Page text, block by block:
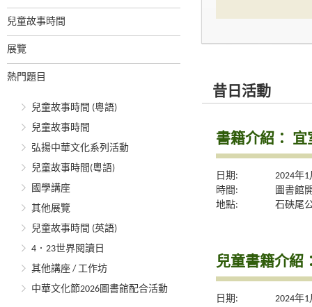
兒童故事時間
展覽
熱門題目
兒童故事時間 (粵語)
兒童故事時間
弘揚中華文化系列活動
兒童故事時間(粵語)
國學講座
其他展覽
兒童故事時間 (英語)
4．23世界閱讀日
其他講座 / 工作坊
中華文化節2026圖書館配合活動
昔日活動
書籍介紹： 宜
日期:
2024年
時間:
圖書館
地點:
石硤尾
兒童書籍介紹
日期:
2024年